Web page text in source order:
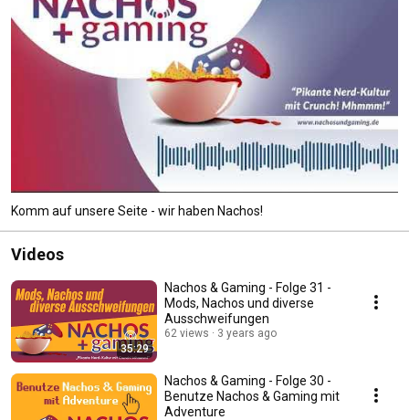
Komm auf unsere Seite - wir haben Nachos!
Videos
35:29
Nachos & Gaming - Folge 31 -
Mods, Nachos und diverse
Ausschweifungen
62 views 3 years ago
Nachos & Gaming - Folge 30 -
Benutze Nachos & Gaming mit
Adventure